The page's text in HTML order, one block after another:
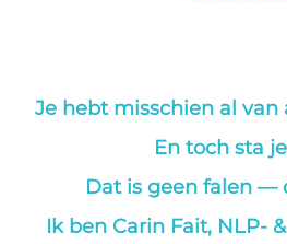
of een periode
verliezen: je bent
klaar om
opnieuw te
Je hebt misschien al van
En toch sta
Dat is geen falen —
Ik ben Carin Fait, NLP-